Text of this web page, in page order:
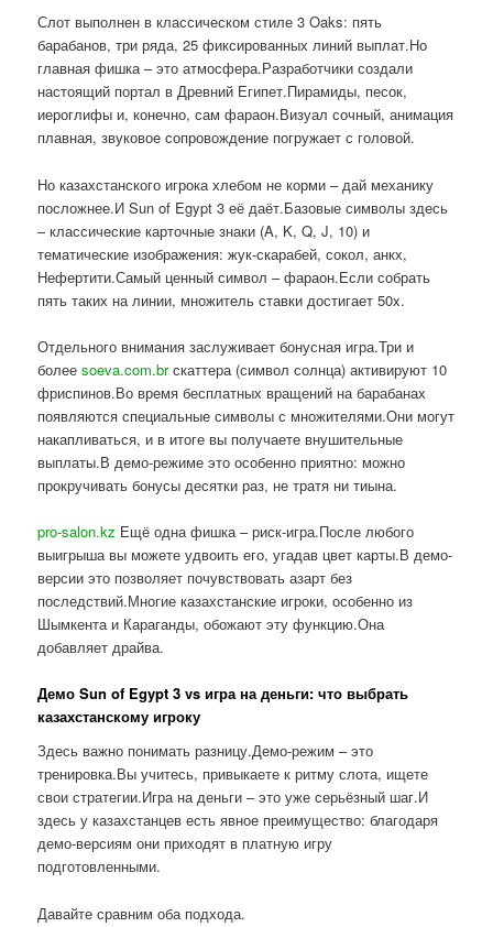
Слот выполнен в классическом стиле 3 Oaks: пять
барабанов, три ряда, 25 фиксированных линий выплат.Но
главная фишка – это атмосфера.Разработчики создали
настоящий портал в Древний Египет.Пирамиды, песок,
иероглифы и, конечно, сам фараон.Визуал сочный, анимация
плавная, звуковое сопровождение погружает с головой.
Но казахстанского игрока хлебом не корми – дай механику
посложнее.И Sun of Egypt 3 её даёт.Базовые символы здесь
– классические карточные знаки (A, K, Q, J, 10) и
тематические изображения: жук-скарабей, сокол, анкх,
Нефертити.Самый ценный символ – фараон.Если собрать
пять таких на линии, множитель ставки достигает 50x.
Отдельного внимания заслуживает бонусная игра.Три и
болееsoeva.com.brскаттера (символ солнца) активируют 10
фриспинов.Во время бесплатных вращений на барабанах
появляются специальные символы с множителями.Они могут
накапливаться, и в итоге вы получаете внушительные
выплаты.В демо-режиме это особенно приятно: можно
прокручивать бонусы десятки раз, не тратя ни тиына.
pro-salon.kz Ещё одна фишка – риск-игра.После любого
выигрыша вы можете удвоить его, угадав цвет карты.В демо-
версии это позволяет почувствовать азарт без
последствий.Многие казахстанские игроки, особенно из
Шымкента и Караганды, обожают эту функцию.Она
добавляет драйва.
Демо Sun of Egypt 3 vs игра на деньги: что выбрать
казахстанскому игроку
Здесь важно понимать разницу.Демо-режим – это
тренировка.Вы учитесь, привыкаете к ритму слота, ищете
свои стратегии.Игра на деньги – это уже серьёзный шаг.И
здесь у казахстанцев есть явное преимущество: благодаря
демо-версиям они приходят в платную игру
подготовленными.
Давайте сравним оба подхода.